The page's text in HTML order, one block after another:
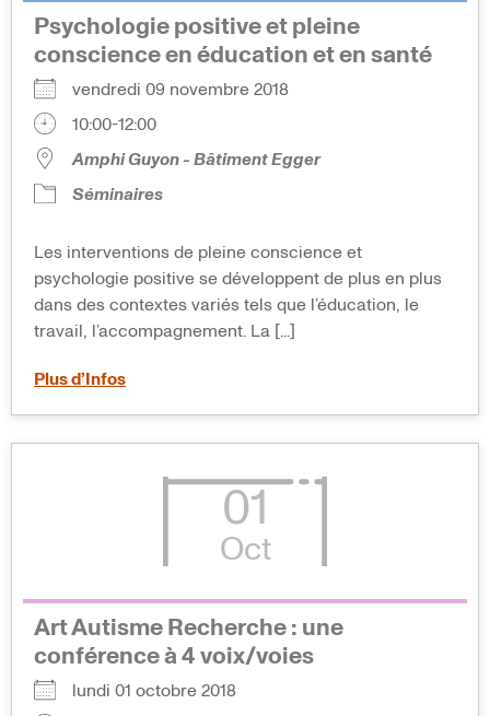
Psychologie positive et pleine
conscience en éducation et en santé
vendredi 09 novembre 2018
10:00-12:00
Amphi Guyon - Bâtiment Egger
Séminaires
Les interventions de pleine conscience et
psychologie positive se développent de plus en plus
dans des contextes variés tels que l’éducation, le
travail, l’accompagnement. La [...]
Plus d’Infos
01
Oct
Art Autisme Recherche : une
conférence à 4 voix/voies
lundi 01 octobre 2018